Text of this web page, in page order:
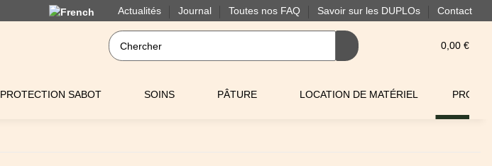
Actualités Journal Toutes nos FAQ Savoir sur les DUPLOs Contact
0,00 €
PROTECTION SABOT SOINS PÂTURE LOCATION DE MATÉRIEL PROMO